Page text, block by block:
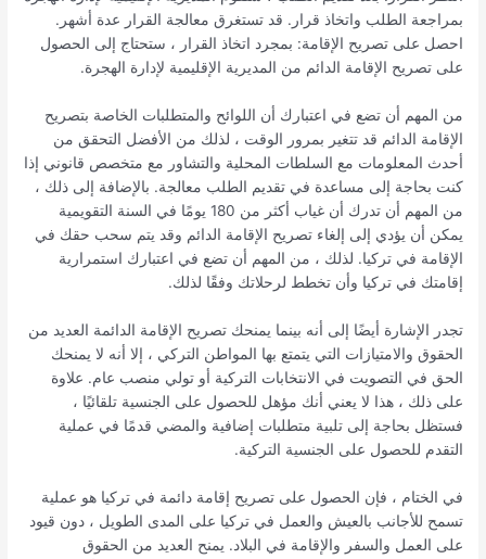
بمراجعة الطلب واتخاذ قرار. قد تستغرق معالجة القرار عدة أشهر.
احصل على تصريح الإقامة: بمجرد اتخاذ القرار ، ستحتاج إلى الحصول
على تصريح الإقامة الدائم من المديرية الإقليمية لإدارة الهجرة.
من المهم أن تضع في اعتبارك أن اللوائح والمتطلبات الخاصة بتصريح
الإقامة الدائم قد تتغير بمرور الوقت ، لذلك من الأفضل التحقق من
أحدث المعلومات مع السلطات المحلية والتشاور مع متخصص قانوني إذا
كنت بحاجة إلى مساعدة في تقديم الطلب معالجة. بالإضافة إلى ذلك ،
من المهم أن تدرك أن غياب أكثر من 180 يومًا في السنة التقويمية
يمكن أن يؤدي إلى إلغاء تصريح الإقامة الدائم وقد يتم سحب حقك في
الإقامة في تركيا. لذلك ، من المهم أن تضع في اعتبارك استمرارية
إقامتك في تركيا وأن تخطط لرحلاتك وفقًا لذلك.
تجدر الإشارة أيضًا إلى أنه بينما يمنحك تصريح الإقامة الدائمة العديد من
الحقوق والامتيازات التي يتمتع بها المواطن التركي ، إلا أنه لا يمنحك
الحق في التصويت في الانتخابات التركية أو تولي منصب عام. علاوة
على ذلك ، هذا لا يعني أنك مؤهل للحصول على الجنسية تلقائيًا ،
فستظل بحاجة إلى تلبية متطلبات إضافية والمضي قدمًا في عملية
التقدم للحصول على الجنسية التركية.
في الختام ، فإن الحصول على تصريح إقامة دائمة في تركيا هو عملية
تسمح للأجانب بالعيش والعمل في تركيا على المدى الطويل ، دون قيود
على العمل والسفر والإقامة في البلاد. يمنح العديد من الحقوق